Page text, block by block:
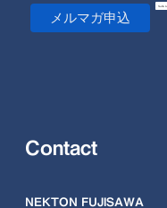
Contact
NEKTON FUJISAWA